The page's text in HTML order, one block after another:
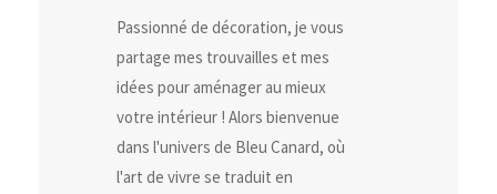
Passionné de décoration, je vous
partage mes trouvailles et mes
idées pour aménager au mieux
votre intérieur ! Alors bienvenue
dans l'univers de Bleu Canard, où
l'art de vivre se traduit en